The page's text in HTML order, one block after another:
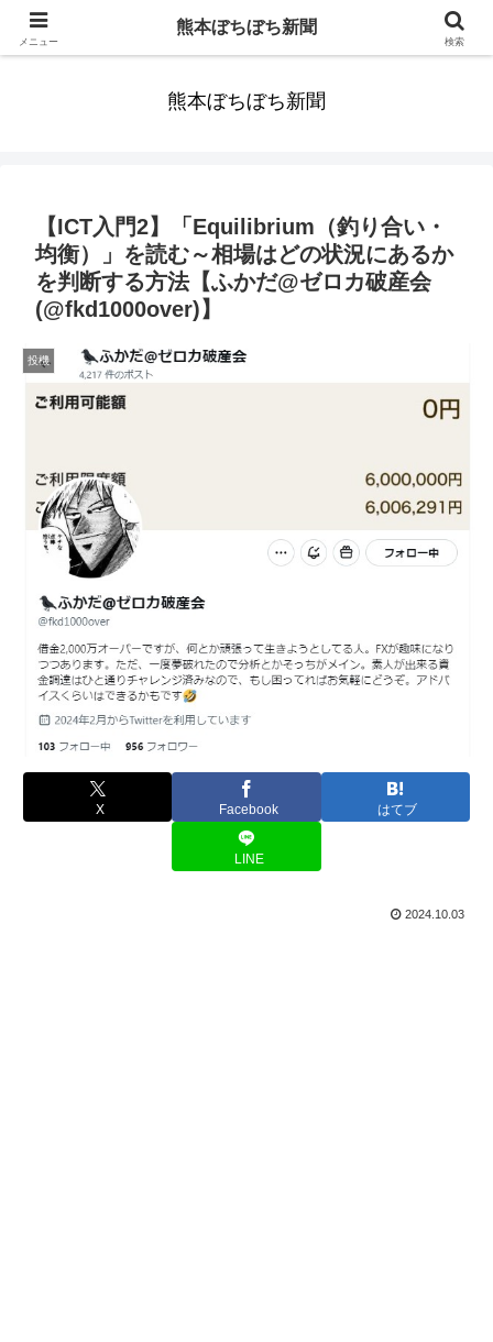
みんなまだ気づかずすごしていたんだわ。ずっといっしょに歩いてゆけるっ
熊本ぼちぼち新聞
【ICT入門2】「Equilibrium（釣り合い・
均衡）」を読む～相場はどの状況にあるか
を判断する方法【ふかだ@ゼロカ破産会
(@fkd1000over)】
投機
X Facebook はてブ
LINE
2024.10.03
メニュー
熊本ぼちぼち新聞
検索